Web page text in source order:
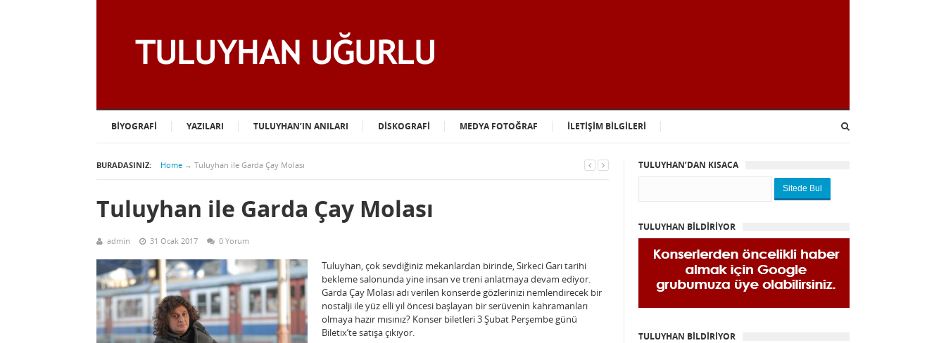
BIYOGRAFI YAZILARI TULUYHAN’IN ANILARI DİSKOGRAFİ MEDYA FOTOĞRAF İLETİŞİM BİLGİLERİ
BURADASINIZ: Home → Tuluyhan ile Garda Çay Molası
Tuluyhan ile Garda Çay Molası
admin 31 Ocak 2017 0 Yorum
Tuluyhan, çok sevdiğiniz mekanlardan birinde, Sirkeci Garı tarihi
bekleme salonunda yine insan ve treni anlatmaya devam ediyor.
Garda Çay Molası adı verilen konserde gözlerinizi nemlendirecek bir
nostalji ile yüz elli yıl öncesi başlayan bir serüvenin kahramanları
olmaya hazır mısınız? Konser biletleri 3 Şubat Perşembe günü
Biletix’te satışa çıkıyor.
TULUYHAN’DAN KISACA
Sitede Bul
TULUYHAN BİLDİRİYOR
TULUYHAN BİLDİRİYOR